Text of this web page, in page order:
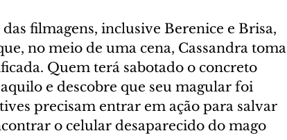
filmagens, inclusive Berenice e Brisa,
no meio de uma cena, Cassandra toma
Quem terá sabotado o concreto
e descobre que seu magular foi
precisam entrar em ação para salvar
o celular desaparecido do mago